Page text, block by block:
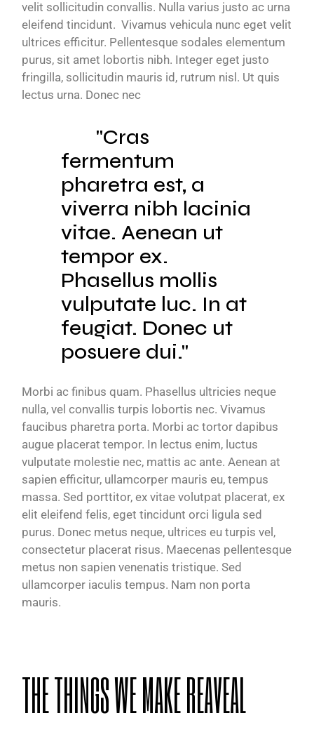
velit sollicitudin convallis. Nulla varius justo ac urna
eleifend tincidunt. Vivamus vehicula nunc eget velit
ultrices efficitur. Pellentesque sodales elementum
purus, sit amet lobortis nibh. Integer eget justo
fringilla, sollicitudin mauris id, rutrum nisl. Ut quis
lectus urna. Donec nec
Cras
fermentum
pharetra est, a
viverra nibh lacinia
vitae. Aenean ut
tempor ex.
Phasellus mollis
vulputate luc. In at
feugiat. Donec ut
posuere dui.
Morbi ac finibus quam. Phasellus ultricies neque
nulla, vel convallis turpis lobortis nec. Vivamus
faucibus pharetra porta. Morbi ac tortor dapibus
augue placerat tempor. In lectus enim, luctus
vulputate molestie nec, mattis ac ante. Aenean at
sapien efficitur, ullamcorper mauris eu, tempus
massa. Sed porttitor, ex vitae volutpat placerat, ex
elit eleifend felis, eget tincidunt orci ligula sed
purus. Donec metus neque, ultrices eu turpis vel,
consectetur placerat risus. Maecenas pellentesque
metus non sapien venenatis tristique. Sed
ullamcorper iaculis tempus. Nam non porta
mauris.
THE THINGS WE MAKE REAVEAL